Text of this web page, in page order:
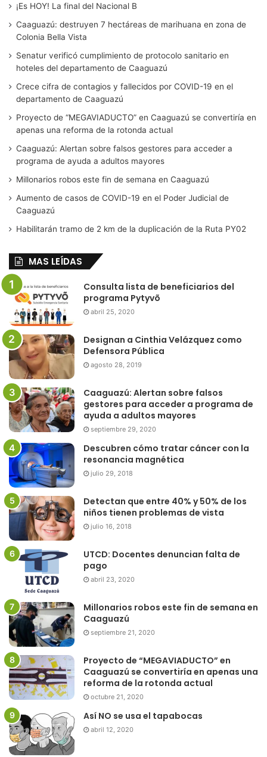
¡Es HOY! La final del Nacional B
Caaguazú: destruyen 7 hectáreas de marihuana en zona de
Colonia Bella Vista
Senatur verificó cumplimiento de protocolo sanitario en
hoteles del departamento de Caaguazú
Crece cifra de contagios y fallecidos por COVID-19 en el
departamento de Caaguazú
Proyecto de “MEGAVIADUCTO” en Caaguazú se convertiría en
apenas una reforma de la rotonda actual
Caaguazú: Alertan sobre falsos gestores para acceder a
programa de ayuda a adultos mayores
Millonarios robos este fin de semana en Caaguazú
Aumento de casos de COVID-19 en el Poder Judicial de
Caaguazú
Habilitarán tramo de 2 km de la duplicación de la Ruta PY02
MAS LEÍDAS
Consulta lista de beneficiarios del
programa Pytyvõ
abril 25, 2020
Designan a Cinthia Velázquez como
Defensora Pública
agosto 28, 2019
Caaguazú: Alertan sobre falsos
gestores para acceder a programa de
ayuda a adultos mayores
septiembre 29, 2020
Descubren cómo tratar cáncer con la
resonancia magnética
julio 29, 2018
Detectan que entre 40% y 50% de los
niños tienen problemas de vista
julio 16, 2018
UTCD: Docentes denuncian falta de
pago
abril 23, 2020
Millonarios robos este fin de semana en
Caaguazú
septiembre 21, 2020
Proyecto de “MEGAVIADUCTO” en
Caaguazú se convertiría en apenas una
reforma de la rotonda actual
octubre 21, 2020
Así NO se usa el tapabocas
abril 12, 2020